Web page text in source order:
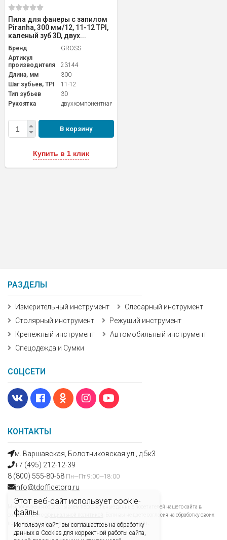
Этот веб-сайт использует cookie-
файлы.
Используя сайт, вы соглашаетесь на обработку
данных в Cookies для корректной работы сайта,
Пила для фанеры с запилом
Piranha, 300 мм/12, 11-12 TPI,
каленый зуб 3D, двух...
Бренд
GROSS
Артикул
производителя
23144
Длина, мм
300
Шаг зубьев, TPI
11-12
Тип зубьев
3D
Рукоятка
двухкомпонентная
В корзину
Купить в 1 клик
КОНТАКТЫ
м. Варшавская, Болотниковская ул., д.5к3
+7 (495) 212-12-39
8 (800) 555-80-68 Пн—Пт 9:00—18:00
info@tdofficetorg.ru
Мы получаем и обрабатываем персональные данные посетителей нашего сайта в
соответствии с
. Если вы не даете согласия на обработку своих
персональных данных, вам необходимо покинуть наш сайт.
РАЗДЕЛЫ
Измерительный инструмент
Слесарный инструмент
Столярный инструмент
Режущий инструмент
Крепежный инструмент
Автомобильный инструмент
Спецодежда и Сумки
СОЦСЕТИ